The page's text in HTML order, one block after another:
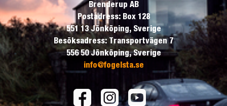
Brenderup AB
Postadress: Box 128
551 13 Jönköping, Sverige
Besöksadress: Transportvägen 7
556 50 Jönköping, Sverige
info@fogelsta.se